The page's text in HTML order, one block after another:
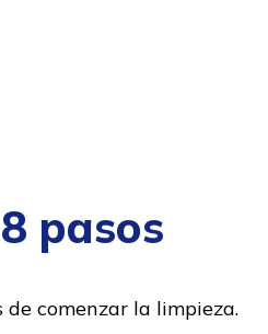
pasos
comenzar la limpieza.